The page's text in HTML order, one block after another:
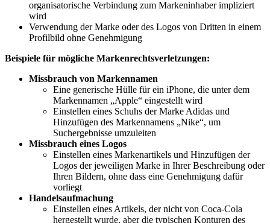
organisatorische Verbindung zum Markeninhaber impliziert
wird
Verwendung der Marke oder des Logos von Dritten in einem
Profilbild ohne Genehmigung
Beispiele für mögliche Markenrechtsverletzungen:
Missbrauch von Markennamen
Eine generische Hülle für ein iPhone, die unter dem
Markennamen „Apple“ eingestellt wird
Einstellen eines Schuhs der Marke Adidas und
Hinzufügen des Markennamens „Nike“, um
Suchergebnisse umzuleiten
Missbrauch eines Logos
Einstellen eines Markenartikels und Hinzufügen der
Logos der jeweiligen Marke in Ihrer Beschreibung oder
Ihren Bildern, ohne dass eine Genehmigung dafür
vorliegt
Handelsaufmachung
Einstellen eines Artikels, der nicht von Coca-Cola
hergestellt wurde, aber die typischen Konturen des